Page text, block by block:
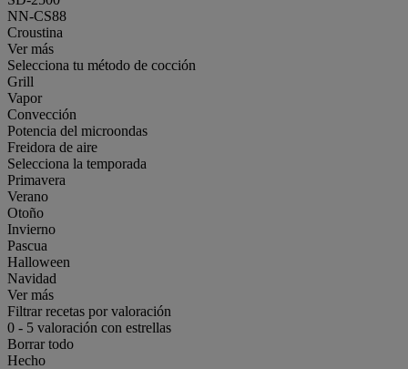
NN-CS88
Croustina
Ver más
Selecciona tu método de cocción
Grill
Vapor
Convección
Potencia del microondas
Freidora de aire
Selecciona la temporada
Primavera
Verano
Otoño
Invierno
Pascua
Halloween
Navidad
Ver más
Filtrar recetas por valoración
0 - 5 valoración con estrellas
Borrar todo
Hecho